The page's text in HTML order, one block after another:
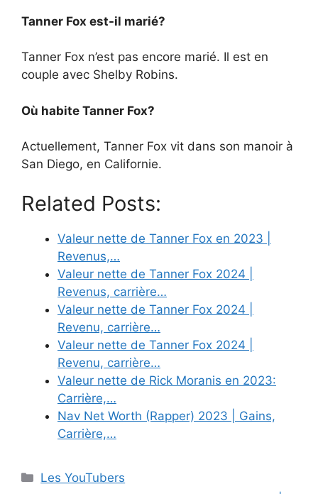
Tanner Fox est-il marié?
Tanner Fox n’est pas encore marié. Il est en
couple avec Shelby Robins.
Où habite Tanner Fox?
Actuellement, Tanner Fox vit dans son manoir à
San Diego, en Californie.
Related Posts:
Valeur nette de Tanner Fox en 2023 |
Revenus,…
Valeur nette de Tanner Fox 2024 |
Revenus, carrière…
Valeur nette de Tanner Fox 2024 |
Revenu, carrière…
Valeur nette de Tanner Fox 2024 |
Revenu, carrière…
Valeur nette de Rick Moranis en 2023:
Carrière,…
Nav Net Worth (Rapper) 2023 | Gains,
Carrière,…
Categories
Les YouTubers